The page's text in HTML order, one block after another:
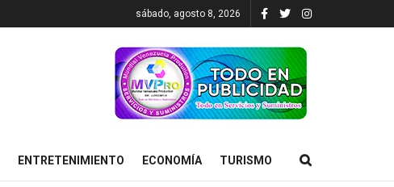
sábado, agosto 8, 2026
ENTRETENIMIENTO ECONOMÍA TURISMO